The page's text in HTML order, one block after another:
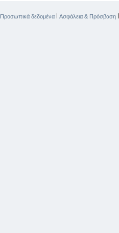
Προσωπικά δεδομένα Ασφάλεια & Πρόσβαση